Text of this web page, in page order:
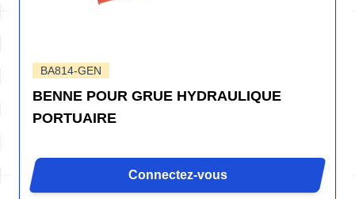
BA814-GEN
BENNE POUR GRUE HYDRAULIQUE
PORTUAIRE
Connectez-vous